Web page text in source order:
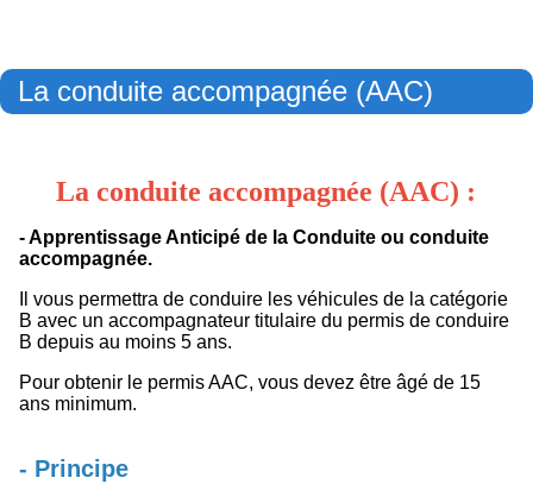
La conduite accompagnée (AAC)
La conduite accompagnée (AAC) :
- Apprentissage Anticipé de la Conduite ou conduite
accompagnée.
Il vous permettra de conduire les véhicules de la catégorie
B avec un accompagnateur titulaire du permis de conduire
B depuis au moins 5 ans.
Pour obtenir le permis AAC, vous devez être âgé de 15
ans minimum.
- Principe